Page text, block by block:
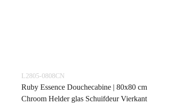
L2805-0808CN
Ruby Essence Douchecabine | 80x80 cm
Chroom Helder glas Schuifdeur Vierkant